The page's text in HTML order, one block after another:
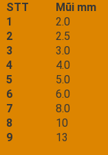
STT Mũi mm
1
2.0
2
2.5
3
3.0
4
4.0
5
5.0
6
6.0
7
8.0
8
10
9
13